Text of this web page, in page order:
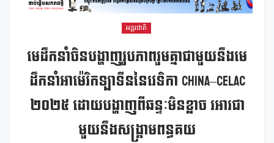
អន្តរជាតិ
មេដឹកនាំចិនបង្ហាញរូបភាពរួមគ្នាជាមួយនឹងមេ
ដឹកនាំអាម៉េរិកឡាទីននៃវេទិកា China–CELAC
២០២៥ ដោយបង្ហាញពីឆន្ទៈមិនខ្លាច រអារជា
មួយនឹងសង្រ្គាមពន្ធគយ